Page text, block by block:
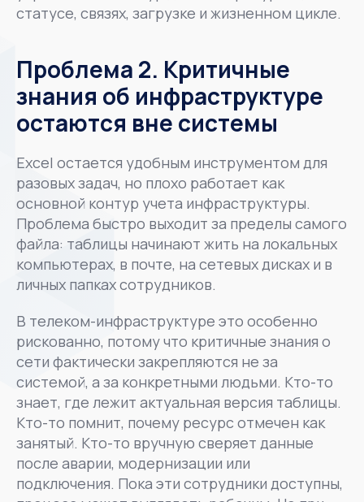
статусе, связях, загрузке и жизненном цикле.
Проблема 2. Критичные
знания об инфраструктуре
остаются вне системы
Excel остается удобным инструментом для
разовых задач, но плохо работает как
основной контур учета инфраструктуры.
Проблема быстро выходит за пределы самого
файла: таблицы начинают жить на локальных
компьютерах, в почте, на сетевых дисках и в
личных папках сотрудников.
В телеком-инфраструктуре это особенно
рискованно, потому что критичные знания о
сети фактически закрепляются не за
системой, а за конкретными людьми. Кто-то
знает, где лежит актуальная версия таблицы.
Кто-то помнит, почему ресурс отмечен как
занятый. Кто-то вручную сверяет данные
после аварии, модернизации или
подключения. Пока эти сотрудники доступны,